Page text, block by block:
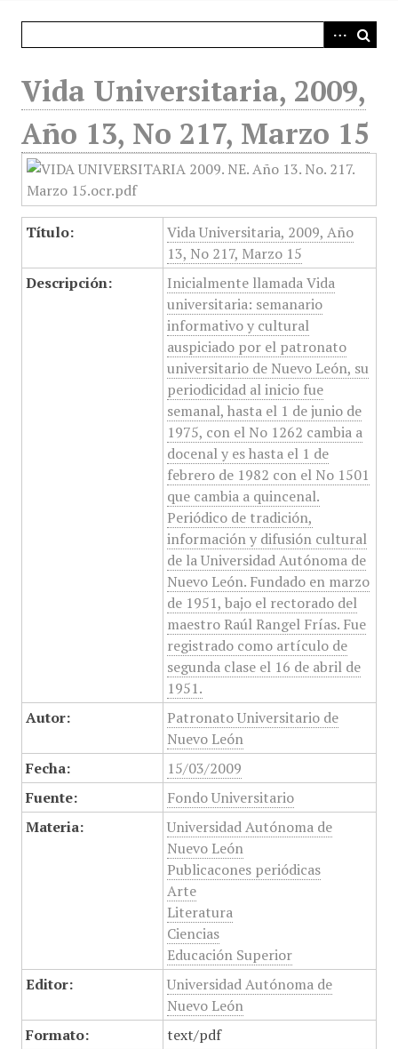
Vida Universitaria, 2009,
Año 13, No 217, Marzo 15
Título:
Vida Universitaria, 2009, Año
13, No 217, Marzo 15
Descripción:
Inicialmente llamada Vida
universitaria: semanario
informativo y cultural
auspiciado por el patronato
universitario de Nuevo León, su
periodicidad al inicio fue
semanal, hasta el 1 de junio de
1975, con el No 1262 cambia a
docenal y es hasta el 1 de
febrero de 1982 con el No 1501
que cambia a quincenal.
Periódico de tradición,
información y difusión cultural
de la Universidad Autónoma de
Nuevo León. Fundado en marzo
de 1951, bajo el rectorado del
maestro Raúl Rangel Frías. Fue
registrado como artículo de
segunda clase el 16 de abril de
1951.
Autor:
Patronato Universitario de
Nuevo León
Fecha:
15/03/2009
Fuente:
Fondo Universitario
Materia:
Universidad Autónoma de
Nuevo León
Publicacones periódicas
Arte
Literatura
Ciencias
Educación Superior
Editor:
Universidad Autónoma de
Nuevo León
Formato:
text/pdf